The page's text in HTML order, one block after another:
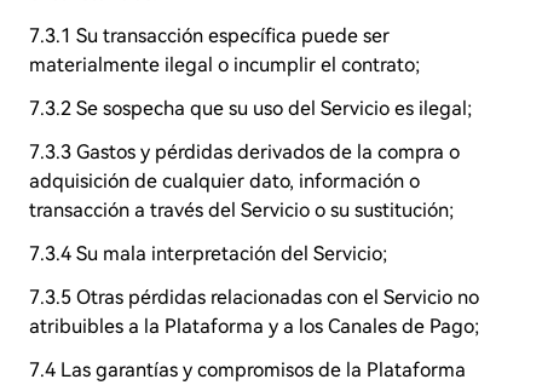
7.3.1 Su transacción específica puede ser
materialmente ilegal o incumplir el contrato;
7.3.2 Se sospecha que su uso del Servicio es ilegal;
7.3.3 Gastos y pérdidas derivados de la compra o
adquisición de cualquier dato, información o
transacción a través del Servicio o su sustitución;
7.3.4 Su mala interpretación del Servicio;
7.3.5 Otras pérdidas relacionadas con el Servicio no
atribuibles a la Plataforma y a los Canales de Pago;
7.4 Las garantías y compromisos de la Plataforma